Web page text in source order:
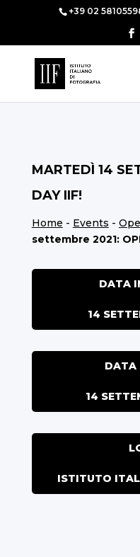
+39 02
MARTEDÌ 14
DAY IIF!
Home - Events -
settembre 2021:
DATA
14
DATA
14
ISTITUTO